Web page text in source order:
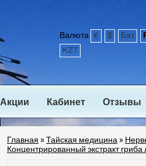
Валюта € $ Бат
KZT
Акции Кабинет Отзывы
Главная » Тайская медицина »
Концентрированный экстракт